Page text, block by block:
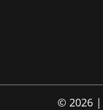
© 2026 |